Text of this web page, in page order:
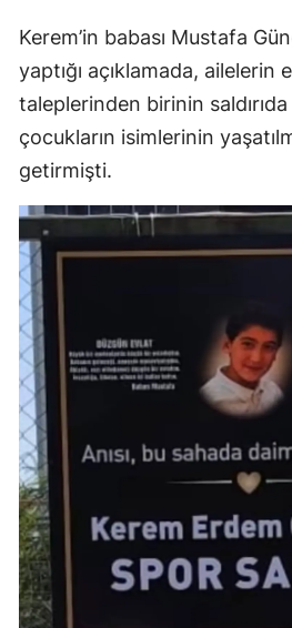
Kerem’in babası Mustafa
yaptığı açıklamada, ailelerin
taleplerinden birinin
çocukların isimlerinin
getirmişti.